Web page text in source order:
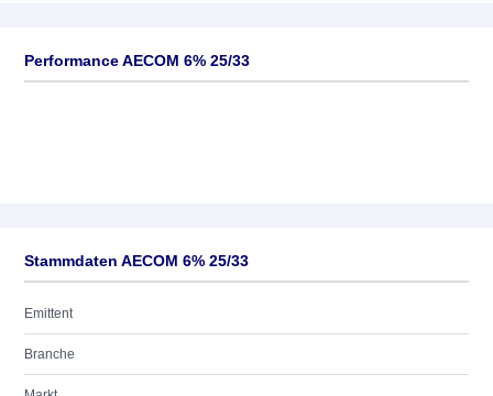
Performance AECOM 6% 25/33
Stammdaten AECOM 6% 25/33
Emittent
Branche